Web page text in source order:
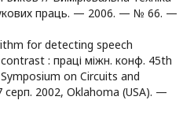
праць. — 2006. — № 66. —
for detecting speech
: праці міжн. конф. 45th
on Circuits and
серп. 2002, Oklahoma (USA). —